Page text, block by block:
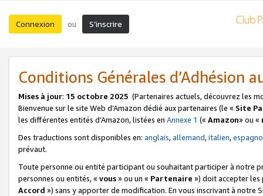
Connexion ou S’inscrire
Conditions Générales d’Adhésion
Mises à jour: 15 octobre 2025 (Partenaires actuels, découvrez les
Bienvenue sur le site Web d’Amazon dédié aux partenaires (le « Site
les différentes entités d’Amazon, listées en Annexe 1 (« Amazon» ou «
Des traductions sont disponibles en: anglais,allemand,italien,
prévaut.
Toute personne ou entité participant ou souhaitant participer à notre
personnes ou entités, « vous» ou un « Partenaire ») doit accepter les
Accord ») sans y apporter de modification. En vous inscrivant à notre